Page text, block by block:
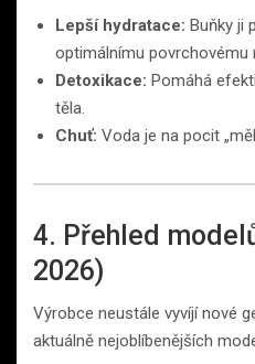
Lepší hydratace: Buňky ji
optimálnímu povrchovému
Detoxikace: Pomáhá
těla.
Chuť: Voda je na pocit
4. Přehled
2026)
Výrobce neustále vyvíjí nové
aktuálně nejoblíbenějších